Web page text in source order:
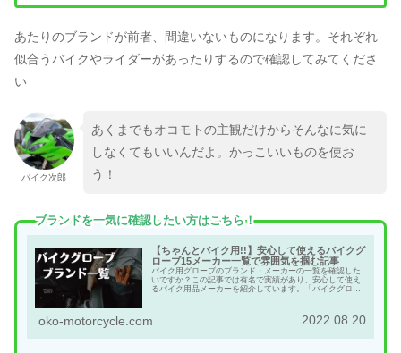
あたりのブランドが前者、間違いないものになります。それぞれ
似合うバイクやライダーがあったりするので確認してみてくださ
い
バイク次郎
あくまでもオコモトの主観だけからそんなに気に
しなくてもいいんだよ。かっこいいものを使お
う！
ブランドを一気に確認したい方はこちら！
【ちゃんとバイク用!!】安心して使えるバイクグ
ローブ15メーカー一覧で雰囲気を掴む記事
バイク用グローブのブランド・メーカーの一覧を確認した
いですか？この記事では有名で実績があり、安心して使え
るバイク用品メーカーを紹介しています。「バイクグロー
oko-motorcycle.com 2022.08.20